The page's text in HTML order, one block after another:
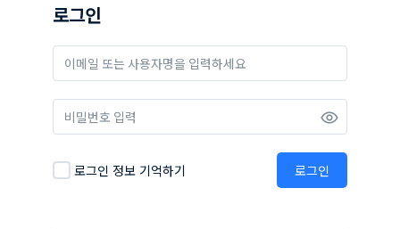
로그인
로그인 정보 기억하기 로그인